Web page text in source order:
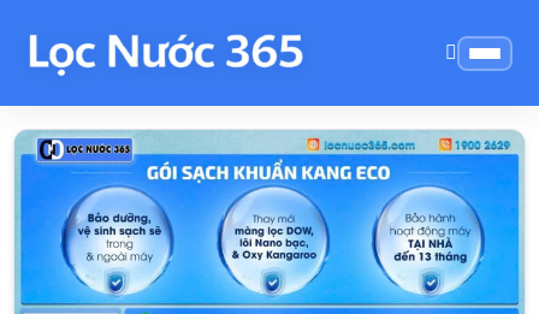
Trang chủ Gói dịch vụ/Gói Cao Cấp/
GÓI SẠCH KHUẨN KANG ECO